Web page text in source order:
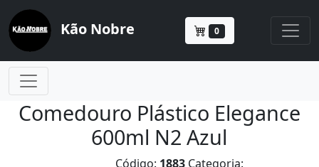
Kão Nobre 0
Comedouro Plástico Elegance
600ml N2 Azul
Código: 1883 Categoria: